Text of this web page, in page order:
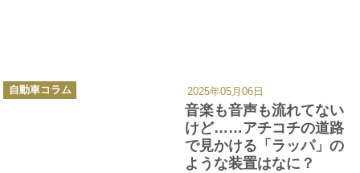
音楽も音声も流れてない
けど……アチコチの道路
で見かける「ラッパ」の
ような装置はなに？
カ
テ
自動車コラム 2025年05月06日